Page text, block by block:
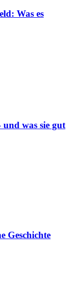
Was es
was sie gut
Geschichte